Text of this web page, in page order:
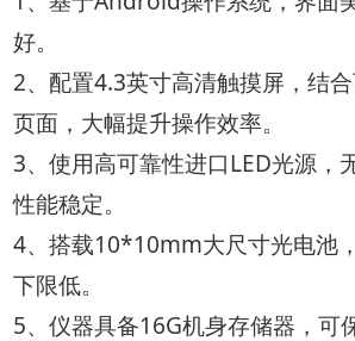
好。
2、配置4.3英寸高清触摸屏，结
页面，大幅提升操作效率。
3、使用高可靠性进口LED光源，
性能稳定。
4、搭载10*10mm大尺寸光电池
下限低。
5、仪器具备16G机身存储器，可